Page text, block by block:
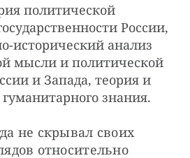
политической
России,
исторический анализ
мысли и политической
и Запада, теория и
знания.
не скрывал своих
относительно